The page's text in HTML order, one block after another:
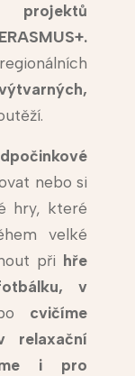
projektů
nebo si
hry, které
velké
při hře
v
cvičíme
i pro